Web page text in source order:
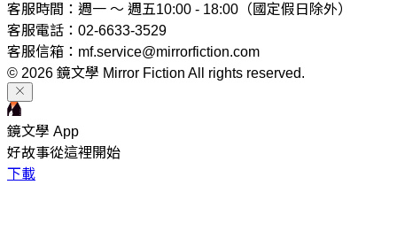
客服時間：週一 ～ 週五10:00 - 18:00（國定假日除外）
客服電話：02-6633-3529
客服信箱：mf.service@mirrorfiction.com
© 2026 鏡文學 Mirror Fiction All rights reserved.
鏡文學 App
好故事從這裡開始
下載